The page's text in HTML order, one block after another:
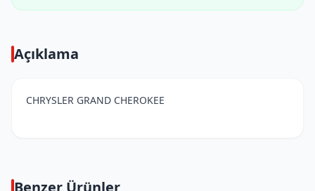
Açıklama
CHRYSLER GRAND CHEROKEE
Benzer Ürünler